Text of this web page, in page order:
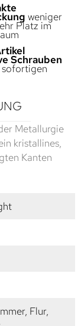
weniger
Platz im
Schrauben
Metallurgie
kristallines,
Kanten
Flur,